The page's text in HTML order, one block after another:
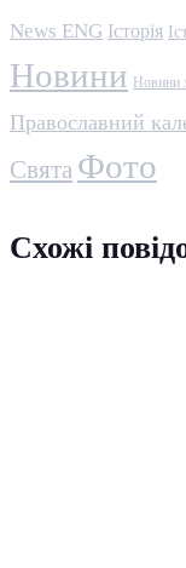
News ENG Історія
Новини Новини
Православний
Свята Фото
Схожі